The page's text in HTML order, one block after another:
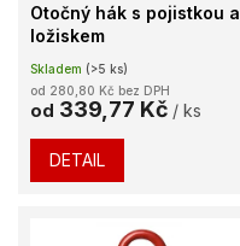
Otočný hák s pojistkou a
ložiskem
Skladem (>5 ks)
od 280,80 Kč bez DPH
od 339,77 Kč / ks
DETAIL